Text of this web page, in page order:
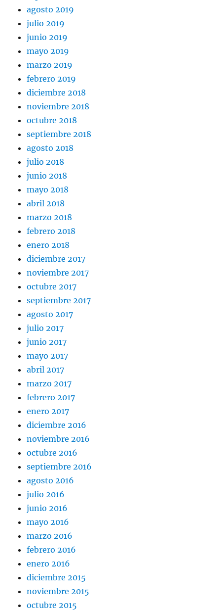
agosto 2019
julio 2019
junio 2019
mayo 2019
marzo 2019
febrero 2019
diciembre 2018
noviembre 2018
octubre 2018
septiembre 2018
agosto 2018
julio 2018
junio 2018
mayo 2018
abril 2018
marzo 2018
febrero 2018
enero 2018
diciembre 2017
noviembre 2017
octubre 2017
septiembre 2017
agosto 2017
julio 2017
junio 2017
mayo 2017
abril 2017
marzo 2017
febrero 2017
enero 2017
diciembre 2016
noviembre 2016
octubre 2016
septiembre 2016
agosto 2016
julio 2016
junio 2016
mayo 2016
marzo 2016
febrero 2016
enero 2016
diciembre 2015
noviembre 2015
octubre 2015